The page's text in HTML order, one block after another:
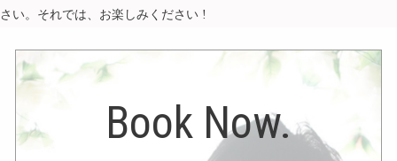
さい。それでは、お楽しみください !
Book Now.